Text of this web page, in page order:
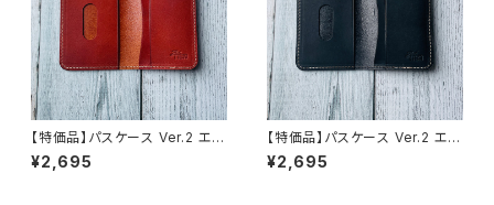
【特価品】パスケース Ver.2 エル
バマット（fieno）（送料無料）
¥2,695
【特価品】パスケース Ver.2 エル
バマット（nero）（送料無料）
¥2,695